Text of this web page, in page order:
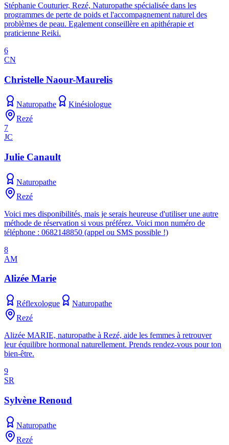
Stéphanie Couturier, Rezé, Naturopathe spécialisée dans les
programmes de perte de poids et l'accompagnement naturel des
problèmes de peau. Egalement conseillère en apithérapie et
praticienne Reiki.
6
CN
Christelle Naour-Maurelis
Naturopathe
Kinésiologue
Rezé
7
JC
Julie Canault
Naturopathe
Rezé
Voici mes disponibilités, mais je serais heureuse d'utiliser une autre
méthode de réservation si vous préférez. Voici mon numéro de
téléphone : 0682148850 (appel ou SMS possible !)
8
AM
Alizée Marie
Réflexologue
Naturopathe
Rezé
Alizée MARIE, naturopathe à Rezé, aide les femmes à retrouver
leur équilibre hormonal naturellement. Prends rendez-vous pour ton
bien-être.
9
SR
Sylvène Renoud
Naturopathe
Rezé